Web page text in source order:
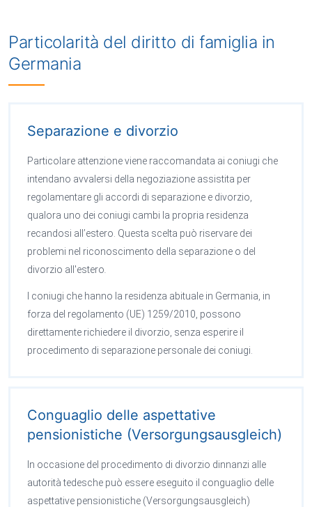
Particolarità del diritto di famiglia in
Germania
Separazione e divorzio
Particolare attenzione viene raccomandata ai coniugi che
intendano avvalersi della negoziazione assistita per
regolamentare gli accordi di separazione e divorzio,
qualora uno dei coniugi cambi la propria residenza
recandosi all’estero. Questa scelta può riservare dei
problemi nel riconoscimento della separazione o del
divorzio all'estero
I coniugi che hanno la residenza abituale in Germania, in
forza del regolamento (UE) 1259/2010, possono
direttamente richiedere il divorzio, senza esperire il
procedimento di separazione personale dei coniugi.
Conguaglio delle aspettative
pensionistiche (Versorgungsausgleich)
In occasione del procedimento di divorzio dinnanzi alle
autorità tedesche può essere eseguito il conguaglio delle
aspettative pensionistiche (Versorgungsausgleich)